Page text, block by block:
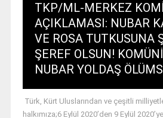
TKP/ML-MERKEZ
AÇIKLAMASI: NUBAR
VE ROSA TUTKUSUNA
ŞEREF OLSUN!
NUBAR YOLDAŞ
Türk, Kürt Uluslarından ve çeşitli
halkımıza;6 Eylül 2020’den 9 Eylül